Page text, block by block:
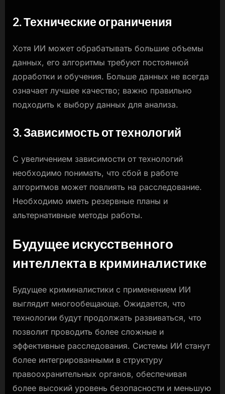
2. Технические ограничения
Хотя ИИ может обрабатывать большие объемы
данных, его алгоритмы требуют постоянной
доработки и обучения. Больше данных не всегда
означает лучшее качество; важно правильно
подходить к выбору данных для анализа.
3. Зависимость от технологий
С увеличением зависимости от технологий
необходимо понимать, что сбой в работе
алгоритмов может повлиять на расследование.
Необходимо иметь резервные планы и
альтернативные методы работы.
Будущее искусственного
интеллекта в криминалистике
Будущее криминалистики с применением ИИ
выглядит многообещающе. Ожидается, что
технологии будут продолжать развиваться, что
позволит проводить более сложные и
эффективные расследования. Системы ИИ станут
более интегрированными в структуру
правоохранительных органов, обеспечивая
более высокий уровень безопасности и меньшую